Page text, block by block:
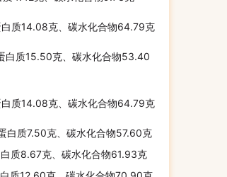
质14.08克、碳水化合物64.79克
白质15.50克、碳水化合物53.40
质14.08克、碳水化合物64.79克
质7.50克、碳水化合物57.60克
质8.67克、碳水化合物61.93克